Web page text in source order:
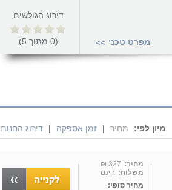
מפרט טכני >>
דירוג הגולשים
(
0 מתוך 5
)
מיון לפי: מחיר | זמן אספקה | דירוג החנות
מחיר: 327 ₪
משלוח: חינם
מחיר סופי: